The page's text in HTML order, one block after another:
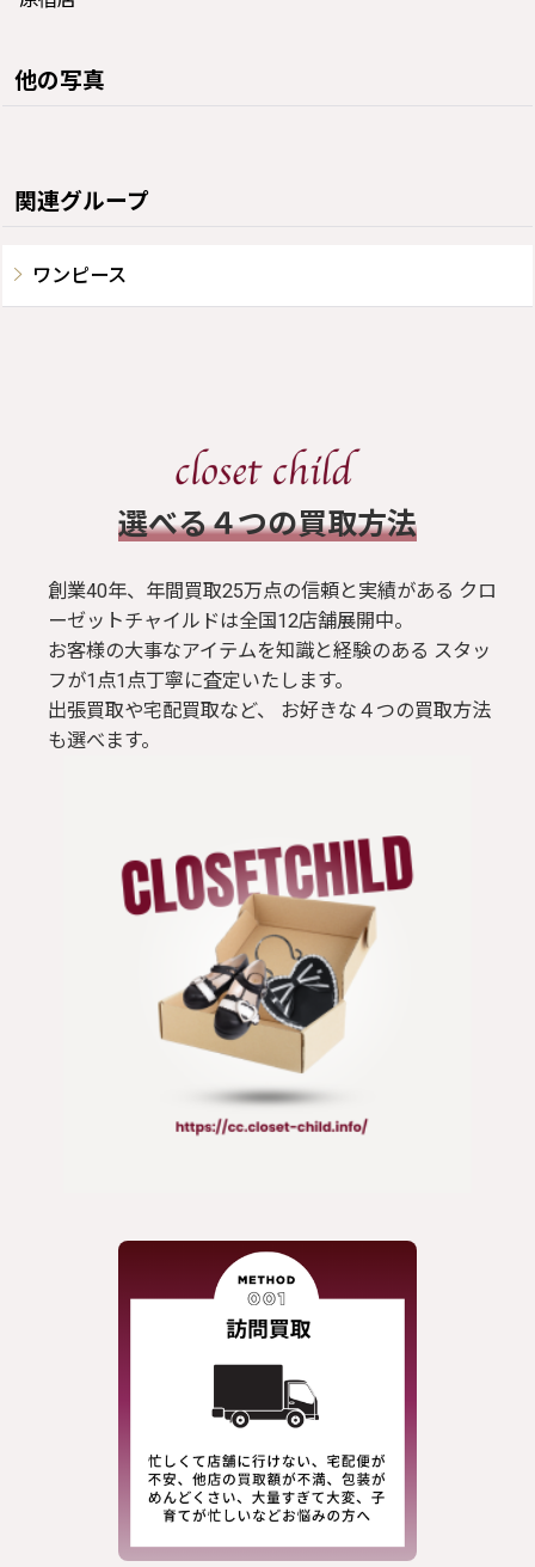
他の写真
関連グループ
ワンピース
​選べる４つの買取方法
創業40年、年間買取25万点の信頼と実績がある クロ
ーゼットチャイルドは全国12店舗展開中。
お客様の大事なアイテムを知識と経験のある スタッ
フが1点1点丁寧に査定いたします。
出張買取や宅配買取など、 お好きな４つの買取方法
も選べます。